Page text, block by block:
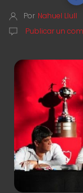
Por Nahuel Llull
Publicar un